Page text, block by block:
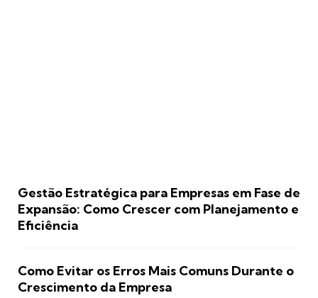
Gestão Estratégica para Empresas em Fase de
Expansão: Como Crescer com Planejamento e
Eficiência
Como Evitar os Erros Mais Comuns Durante o
Crescimento da Empresa